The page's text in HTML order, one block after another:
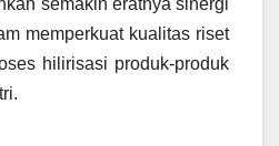
semakin eratnya sinergi
memperkuat kualitas riset
hilirisasi produk-produk